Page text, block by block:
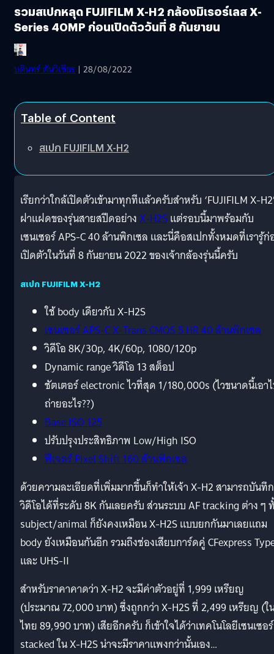
รวมสเปกหลุด FUJIFILM X-H2 กล้องมิเรอร์เลส X-
Series 40MP ก่อนเปิดตัววันที่ 8 กันยายน
บดินทร์ ตันวิเชียร | 28/08/2022
Table of Content
สเปก FUJIFILM X-H2
เรียกว่าใกล้เปิดตัวเข้ามาทุกทีแล้วครับสำหรับ ‘FUJIFILM X-
ฝาแฝดของรุ่นสายสปีดอย่างX-H2Sแต่รอบนี้มาพร้อมกับ
เซนเซอร์ APS-C 40 ล้านพิกเซล และนี่คือสเปกทั้งหมดที่เรารู้
เปิดตัวในวันที่ 8 กันยายน 2022 ของเจ้ากล้องรุ่นนี้ครับ
สเปก FUJIFILM X-H2
ใช้ body เดียวกับ X-H2S
เซนเซอร์ APS-C X-Trans CMOS 5 HR 40 ล้านพิกเซล
วิดีโอ 8K/30p, 4K/60p, 1080/120p
Dynamic range วิดีโอ 13 สต็อป
ชัตเตอร์ electronic ไวที่สุด 1/180,000s (ไวขนาดนี้เอา
ถ่ายอะไร??)
Base ISO 125
ปรับปรุงประสิทธิภาพ Low/High ISO
ฟีเจอร์ Pixel Shift 160 ล้านพิกเซล
ด้วยความละเอียดที่เพิ่มมากขึ้นก็ทำให้เจ้า X-H2 สามารถบันทึก
วิดีโอได้ที่ระดับ 8K กันเลยครับ ส่วนระบบ AF tracking ต่าง ๆ
subject/animal ก็ยังคงเหมือน X-H2S แบบยกกันมาเลยแถม
body ยังเหมือนกันอีก รวมถึงช่องเสียบการ์ดคู่ CFexpress
และ UHS-II
สำหรับราคาคาดว่า X-H2 จะมีค่าตัวอยู่ที่ 1,999 เหรียญ
(ประมาณ 72,000 บาท) ซึ่งถูกกว่า X-H2S ที่ 2,499 เหรียญ (ใ
ไทย 89,990 บาท) เสียอีกครับ ก็เข้าใจได้ว่าเทคโนโลยีเซนเซอร์
stacked ใน X-H2S น่าจะมีราคาแพงกว่านั้นเอง…